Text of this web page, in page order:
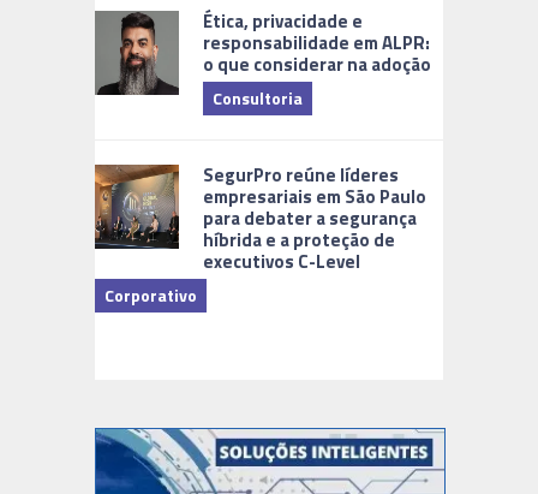
Ética, privacidade e
responsabilidade em ALPR:
o que considerar na adoção
Consultoria
SegurPro reúne líderes
empresariais em São Paulo
para debater a segurança
híbrida e a proteção de
executivos C-Level
Corporativo